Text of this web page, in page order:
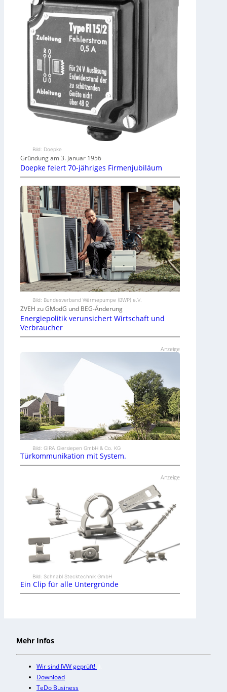
Bild: Doepke
Gründung am 3. Januar 1956
Doepke feiert 70-jähriges Firmenjubiläum
Bild: Bundesverband Wärmepumpe (BWP) e.V.
ZVEH zu GModG und BEG-Änderung
Energiepolitik verunsichert Wirtschaft und
Verbraucher
Anzeige
Bild: GIRA Giersiepen GmbH & Co. KG
Türkommunikation mit System.
Anzeige
Bild: Schnabl Stecktechnik GmbH
Ein Clip für alle Untergründe
Mehr Infos
Wir sind IVW geprüft!
Download
TeDo Business